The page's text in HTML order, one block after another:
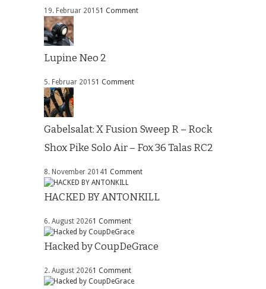
19. Februar 20151 Comment
Lupine Neo 2
5. Februar 20151 Comment
Gabelsalat: X Fusion Sweep R – Rock
Shox Pike Solo Air – Fox 36 Talas RC2
8. November 20141 Comment
HACKED BY ANTONKILL
6. August 20261 Comment
Hacked by CoupDeGrace
2. August 20261 Comment